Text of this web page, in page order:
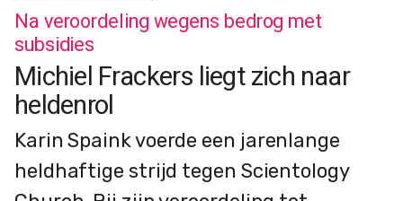
Na veroordeling wegens bedrog met
subsidies
Michiel Frackers liegt zich naar
heldenrol
Karin Spaink voerde een jarenlange
heldhaftige strijd tegen Scientology